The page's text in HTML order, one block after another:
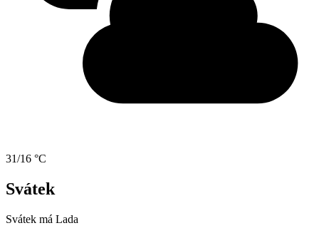
31/16 °C
Svátek
Svátek má Lada